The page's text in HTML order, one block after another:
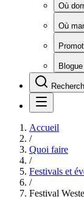
Où
Où
Blogue
Accueil
/
Quoi faire
/
Festivals et
/
Festival